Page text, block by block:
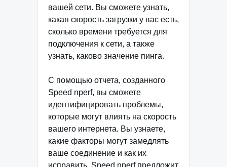
вашей сети. Вы сможете узнать,
какая скорость загрузки у вас есть,
сколько времени требуется для
подключения к сети, а также
узнать, каково значение пинга.
С помощью отчета, созданного
Speed nperf, вы сможете
идентифицировать проблемы,
которые могут влиять на скорость
вашего интернета. Вы узнаете,
какие факторы могут замедлять
ваше соединение и как их
исправить. Speed nperf предложит